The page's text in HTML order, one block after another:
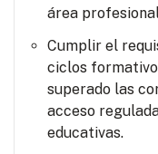
área
Cumplir el
ciclos
superado las
acceso
educativas.